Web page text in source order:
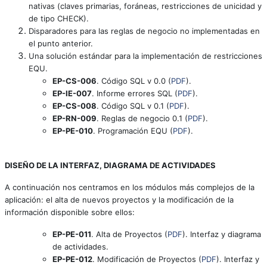
nativas (claves primarias, foráneas, restricciones de unicidad y
de tipo CHECK).
Disparadores para las reglas de negocio no implementadas en
el punto anterior.
Una solución estándar para la implementación de restricciones
EQU.
EP-CS-006. Código SQL v 0.0 (PDF).
EP-IE-007. Informe errores SQL (PDF).
EP-CS-008. Código SQL v 0.1 (PDF).
EP-RN-009. Reglas de negocio 0.1 (PDF).
EP-PE-010. Programación EQU (PDF).
DISEÑO DE LA INTERFAZ, DIAGRAMA DE ACTIVIDADES
A continuación nos centramos en los módulos más complejos de la
aplicación: el alta de nuevos proyectos y la modificación de la
información disponible sobre ellos:
EP-PE-011. Alta de Proyectos (PDF). Interfaz y diagrama
de actividades.
EP-PE-012. Modificación de Proyectos (PDF). Interfaz y